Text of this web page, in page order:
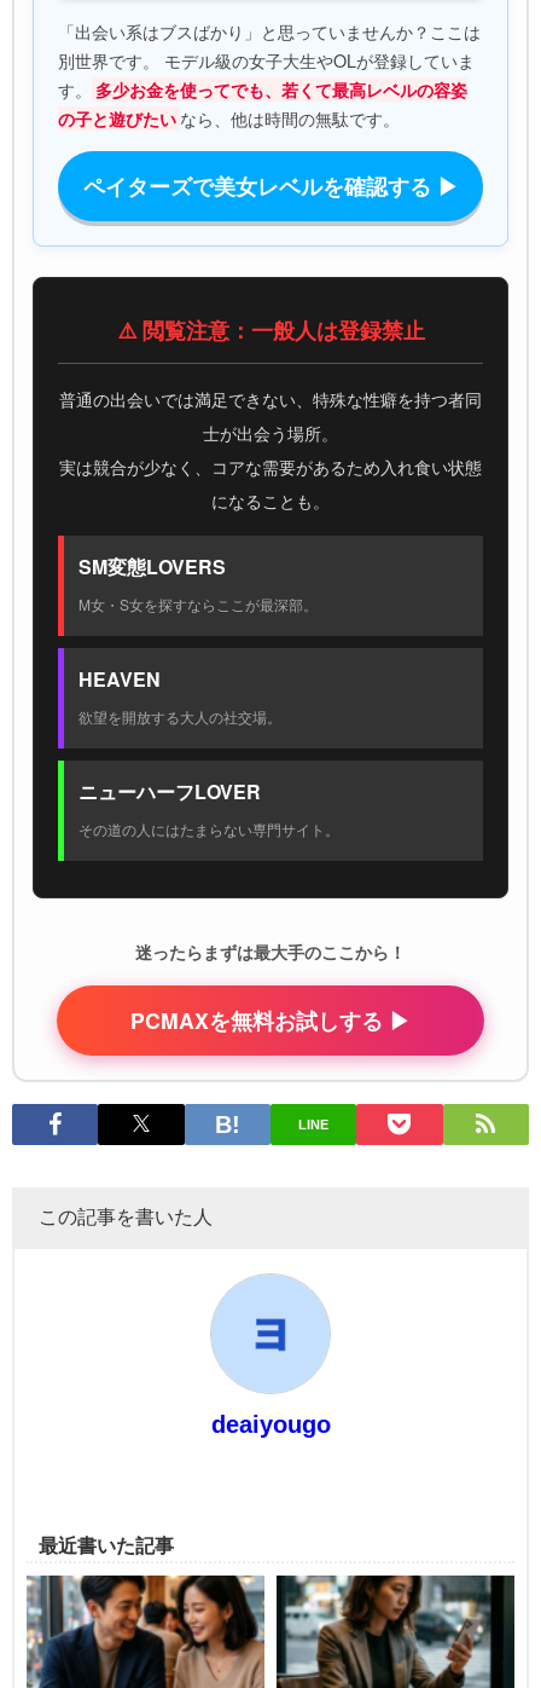
「出会い系はブスばかり」と思っていませんか？ここは
別世界です。 モデル級の女子大生やOLが登録していま
す。
多少お金を使ってでも、若くて最高レベルの容姿
の子と遊びたい なら、他は時間の無駄です。
ペイターズで美女レベルを確認する ▶
⚠️ 閲覧注意：一般人は登録禁止
普通の出会いでは満足できない、特殊な性癖を持つ者同
士が出会う場所。
実は競合が少なく、コアな需要があるため入れ食い状態
になることも。
SM変態LOVERS
M女・S女を探すならここが最深部。
HEAVEN
欲望を開放する大人の社交場。
ニューハーフLOVER
その道の人にはたまらない専門サイト。
迷ったらまずは最大手のここから！
PCMAXを無料お試しする ▶
LINE
この記事を書いた人
deaiyougo
最近書いた記事